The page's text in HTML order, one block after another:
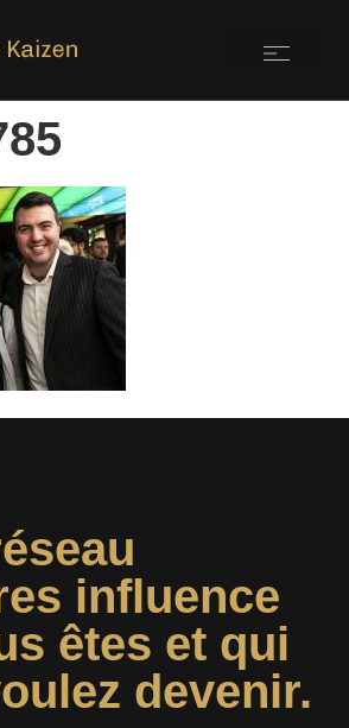
influence
êtes et qui
devenir.